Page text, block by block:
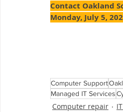
Contact Oakland
Monday, July 5,
Computer Support
Managed IT Services
Computer repair